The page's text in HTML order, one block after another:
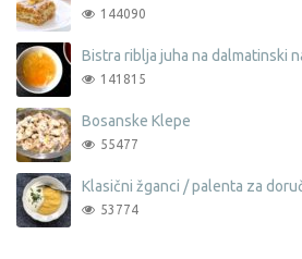
144090
Bistra riblja juha na dalmatinski
141815
Bosanske Klepe
55477
Klasični žganci / palenta za
53774